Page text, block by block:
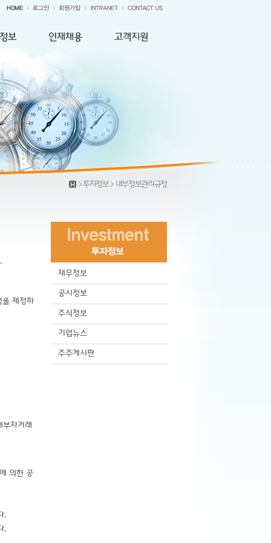
> 투자정보 > 내부정보관리규정
을 제정하
자거래
의한 공
.
.
재무정보
공시정보
주식정보
기업뉴스
주주게시판